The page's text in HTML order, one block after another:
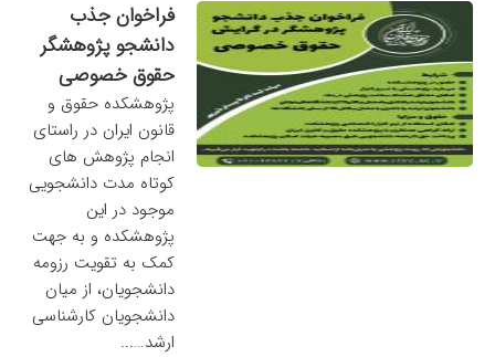
فراخوان جذب
دانشجو پژوهشگر
حقوق خصوصی
پژوهشکده حقوق و
قانون ایران در راستای
انجام پژوهش های
کوتاه مدت دانشجویی
موجود در این
پژوهشکده و به جهت
کمک به تقویت رزومه
دانشجویان، از میان
دانشجویان کارشناسی
ارشد…...